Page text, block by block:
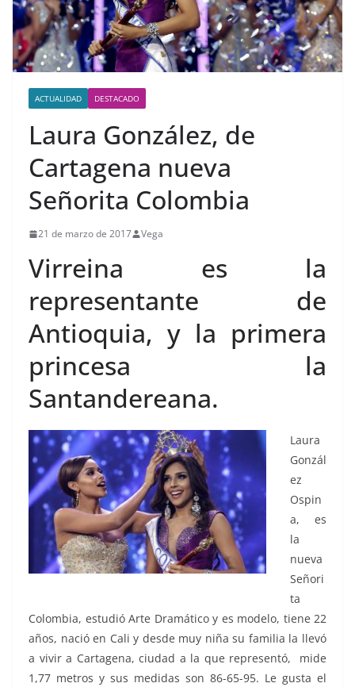
ACTUALIDAD DESTACADO
Laura González, de
Cartagena nueva
Señorita Colombia
21 de marzo de 2017 Vega
Virreina es la
representante de
Antioquia, y la primera
princesa la
Santandereana.
Laura
Gonzál
ez
Ospin
a, es
la
nueva
Señori
ta
Colombia, estudió Arte Dramático y es modelo, tiene 22
años, nació en Cali y desde muy niña su familia la llevó
a vivir a Cartagena, ciudad a la que representó, mide
1,77 metros y sus medidas son 86-65-95. Le gusta el